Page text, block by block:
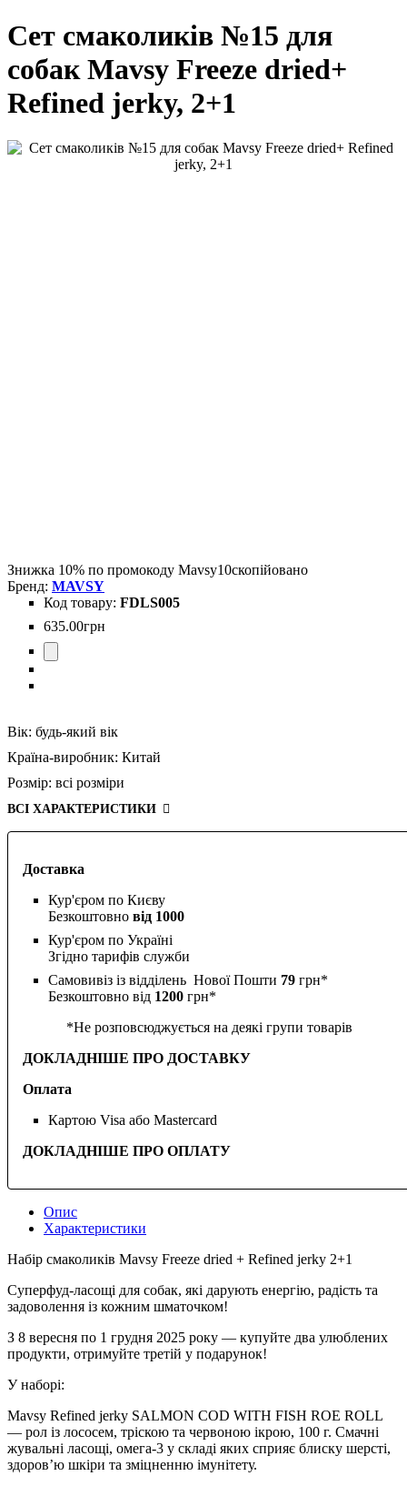
Сет смаколиків №15 для
собак Mavsy Freeze dried+
Refined jerky, 2+1
Доставка
Кур'єром по Києву
Безкоштовно від 1000
Кур'єром по Україні
Згідно тарифів служби
Самовивіз із відділень Нової Пошти 79 грн*
Безкоштовно від 1200 грн*
*Не розповсюджується на деякі групи товарів
ДОКЛАДНІШЕ ПРО ДОСТАВКУ
Оплата
Картою Visa або Mastercard
ДОКЛАДНІШЕ ПРО ОПЛАТУ
Знижка 10% по промокоду Mavsy10скопійовано
MAVSY
FDLS005
635.00грн
Вік: будь-який вік
Країна-виробник: Китай
Розмір: всі розміри
ВСІ ХАРАКТЕРИСТИКИ
Опис
Характеристики
Набір смаколиків Mavsy Freeze dried + Refined jerky 2+1
Суперфуд-ласощі для собак, які дарують енергію, радість та
задоволення із кожним шматочком!
З 8 вересня по 1 грудня 2025 року — купуйте два улюблених
продукти, отримуйте третій у подарунок!
У наборі:
Mavsy Refined jerky SALMON COD WITH FISH ROE ROLL
— рол із лососем, тріскою та червоною ікрою, 100 г. Смачні
жувальні ласощі, омега-3 у складі яких сприяє блиску шерсті,
здоров’ю шкіри та зміцненню імунітету.